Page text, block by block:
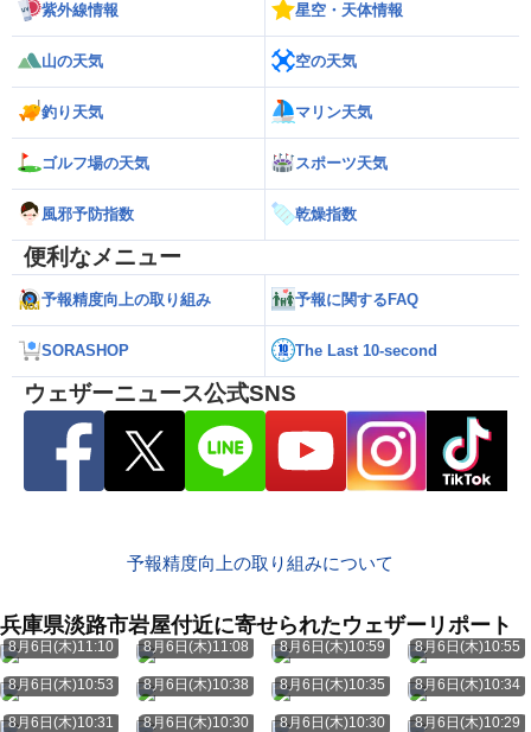
紫外線情報 星空・天体情報
山の天気 空の天気
釣り天気 マリン天気
ゴルフ場の天気 スポーツ天気
風邪予防指数 乾燥指数
便利なメニュー
予報精度向上の取り組み 予報に関するFAQ
SORASHOP The Last 10-second
ウェザーニュース公式SNS
予報精度向上の取り組みについて
兵庫県淡路市岩屋付近に寄せられたウェザーリポート
8月6日(木)11:10 8月6日(木)11:08 8月6日(木)10:59 8月6日(木)10:55
8月6日(木)10:53 8月6日(木)10:38 8月6日(木)10:35 8月6日(木)10:34
8月6日(木)10:31 8月6日(木)10:30 8月6日(木)10:30 8月6日(木)10:29